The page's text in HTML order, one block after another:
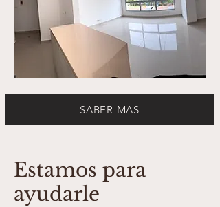
SABER MAS
Estamos para
ayudarle